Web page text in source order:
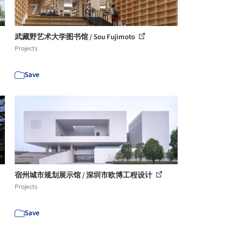
武藏野艺术大学图书馆 / Sou Fujimoto
Projects
Save
宿州城市规划展示馆 / 深圳市欧博工程设计
Projects
Save